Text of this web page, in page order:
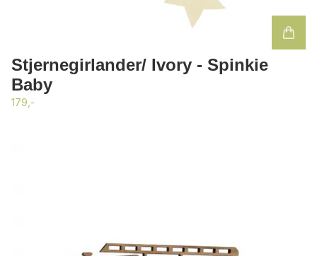
Stjernegirlander/ Ivory - Spinkie
Baby
179,-